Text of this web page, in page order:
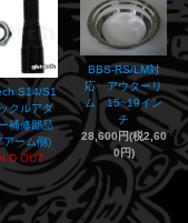
S14/S1
クルアダ
補修部品
アーム側)
OUT
BBS-RS/LM対
応 アウターリ
ム 15~19イン
チ
28,600円(税2,60
0円)